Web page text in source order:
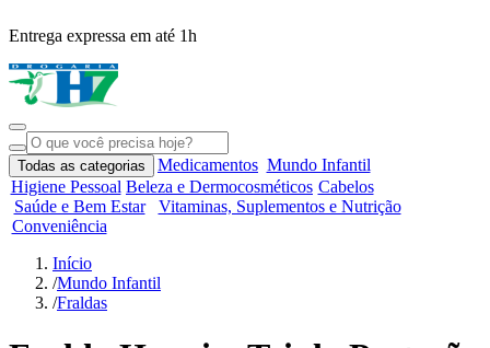
Entrega expressa em até 1h
Todas as categorias Medicamentos Mundo Infantil
Higiene Pessoal Beleza e Dermocosméticos Cabelos
Saúde e Bem Estar
Vitaminas, Suplementos e Nutrição
Conveniência
Início
/Mundo Infantil
/Fraldas